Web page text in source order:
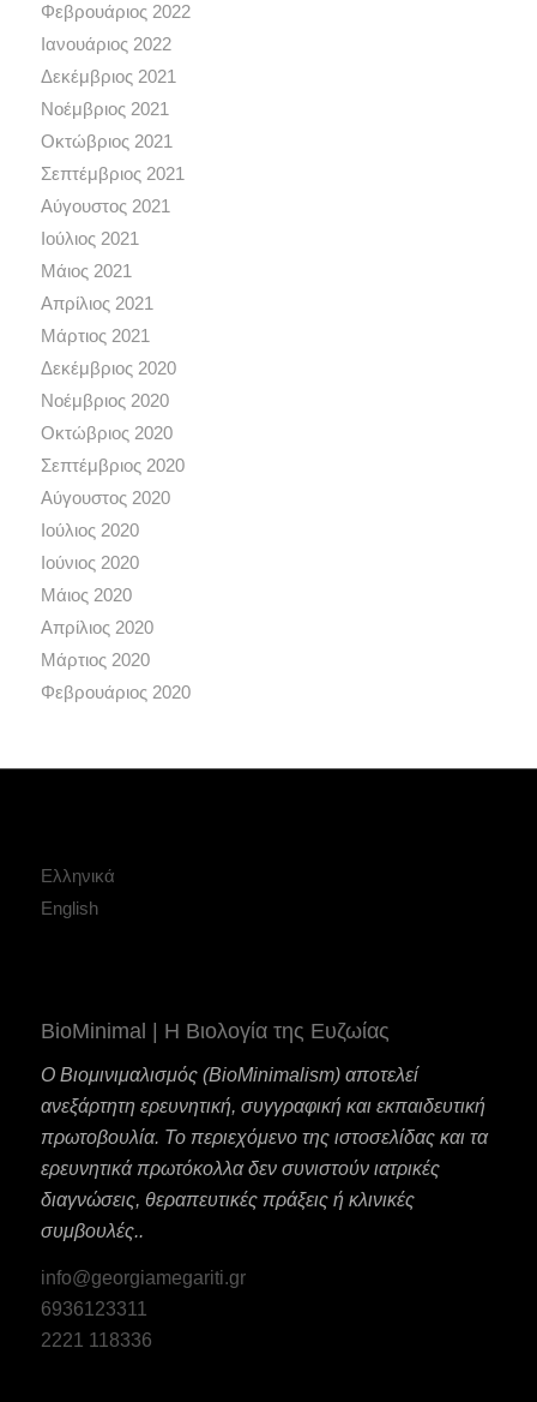
Φεβρουάριος 2022
Ιανουάριος 2022
Δεκέμβριος 2021
Νοέμβριος 2021
Οκτώβριος 2021
Σεπτέμβριος 2021
Αύγουστος 2021
Ιούλιος 2021
Μάιος 2021
Απρίλιος 2021
Μάρτιος 2021
Δεκέμβριος 2020
Νοέμβριος 2020
Οκτώβριος 2020
Σεπτέμβριος 2020
Αύγουστος 2020
Ιούλιος 2020
Ιούνιος 2020
Μάιος 2020
Απρίλιος 2020
Μάρτιος 2020
Φεβρουάριος 2020
Ελληνικά
English
BioMinimal | Η Βιολογία της Ευζωίας
Ο Βιομινιμαλισμός (BioMinimalism) αποτελεί
ανεξάρτητη ερευνητική, συγγραφική και εκπαιδευτική
πρωτοβουλία. Το περιεχόμενο της ιστοσελίδας και τα
ερευνητικά πρωτόκολλα δεν συνιστούν ιατρικές
διαγνώσεις, θεραπευτικές πράξεις ή κλινικές
συμβουλές..
info@georgiamegariti.gr
6936123311
2221 118336